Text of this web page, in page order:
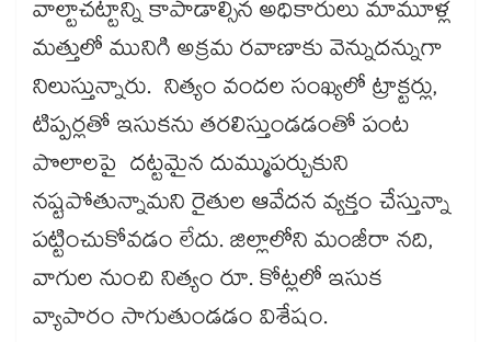
వాల్టాచట్టాన్ని కాపాడాల్సిన అధికారులు మామూళ్ల
మత్తులో మునిగి అక్రమ రవాణాకు వెన్నుదన్నుగా
నిలుస్తున్నారు. నిత్యం వందల సంఖ్యలో ట్రాక్టర్లు,
టిప్పర్లతో ఇసుకను తరలిస్తుండడంతో పంట
పొలాలపై దట్టమైన దుమ్ముపర్చుకుని
నష్టపోతున్నామని రైతుల ఆవేదన వ్యక్తం చేస్తున్నా
పట్టించుకోవడం లేదు. జిల్లాలోని మంజీరా నది,
వాగుల నుంచి నిత్యం రూ. కోట్లలో ఇసుక
వ్యాపారం సాగుతుండడం విశేషం.